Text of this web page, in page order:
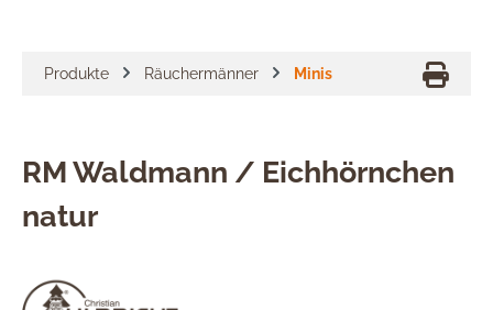
Produkte Räuchermänner Minis
RM Waldmann / Eichhörnchen
natur